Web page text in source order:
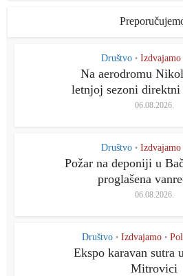
Društvo • Izdvajamo
Na aerodromu
letnjoj sezoni
06.08.2026.
Društvo • Izdvajamo
Požar na deponiji u
proglašena
06.08.2026.
Društvo • Izdvajamo •
Ekspo karavan sutra
Mitrovici